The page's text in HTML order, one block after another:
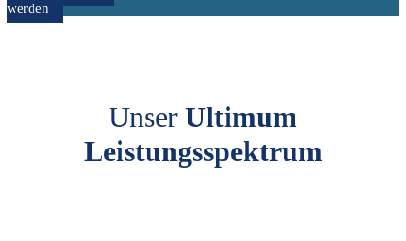
werden
Unser Ultimum
Leistungsspektrum